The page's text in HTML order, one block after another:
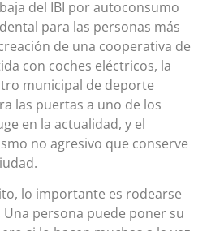
del IBI por autoconsumo
para las personas más
de una cooperativa de
con coches eléctricos, la
municipal de deporte
las puertas a uno de los
en la actualidad, y el
no agresivo que conserve
lo importante es rodearse
persona puede poner su